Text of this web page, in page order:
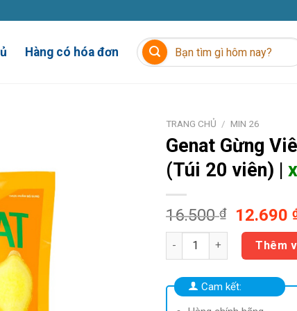
Hàng có hóa đơn
Tìm
kiếm:
TRANG CHỦ / MIN 26
Genat Gừng
(Túi 20 viên) |
16.500₫
Giá
gốc
16.500
12.690
Genat Gừng Viên ngậm
Thêm
Cam kết: